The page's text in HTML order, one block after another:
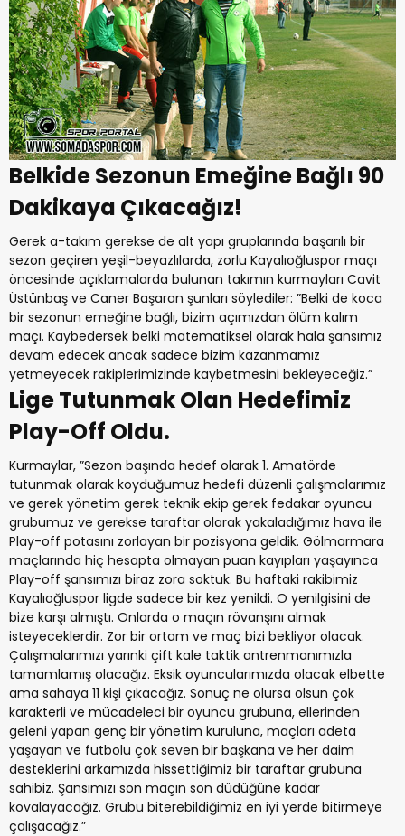
Belkide Sezonun Emeğine Bağlı 90
Dakikaya Çıkacağız!
Gerek a-takım gerekse de alt yapı gruplarında başarılı bir
sezon geçiren yeşil-beyazlılarda, zorlu Kayalıoğluspor maçı
öncesinde açıklamalarda bulunan takımın kurmayları Cavit
Üstünbaş ve Caner Başaran şunları söylediler: ”Belki de koca
bir sezonun emeğine bağlı, bizim açımızdan ölüm kalım
maçı. Kaybedersek belki matematiksel olarak hala şansımız
devam edecek ancak sadece bizim kazanmamız
yetmeyecek rakiplerimizinde kaybetmesini bekleyeceğiz.”
Lige Tutunmak Olan Hedefimiz
Play-Off Oldu.
Kurmaylar, ”Sezon başında hedef olarak 1. Amatörde
tutunmak olarak koyduğumuz hedefi düzenli çalışmalarımız
ve gerek yönetim gerek teknik ekip gerek fedakar oyuncu
grubumuz ve gerekse taraftar olarak yakaladığımız hava ile
Play-off potasını zorlayan bir pozisyona geldik. Gölmarmara
maçlarında hiç hesapta olmayan puan kayıpları yaşayınca
Play-off şansımızı biraz zora soktuk. Bu haftaki rakibimiz
Kayalıoğluspor ligde sadece bir kez yenildi. O yenilgisini de
bize karşı almıştı. Onlarda o maçın rövanşını almak
isteyeceklerdir. Zor bir ortam ve maç bizi bekliyor olacak.
Çalışmalarımızı yarınki çift kale taktik antrenmanımızla
tamamlamış olacağız. Eksik oyuncularımızda olacak elbette
ama sahaya 11 kişi çıkacağız. Sonuç ne olursa olsun çok
karakterli ve mücadeleci bir oyuncu grubuna, ellerinden
geleni yapan genç bir yönetim kuruluna, maçları adeta
yaşayan ve futbolu çok seven bir başkana ve her daim
desteklerini arkamızda hissettiğimiz bir taraftar grubuna
sahibiz. Şansımızı son maçın son düdüğüne kadar
kovalayacağız. Grubu biterebildiğimiz en iyi yerde bitirmeye
çalışacağız.”